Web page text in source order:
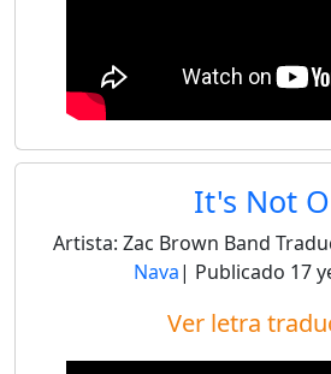
It's Not
Artista: Zac Brown Band
Nava| Publicado 17
Ver letra